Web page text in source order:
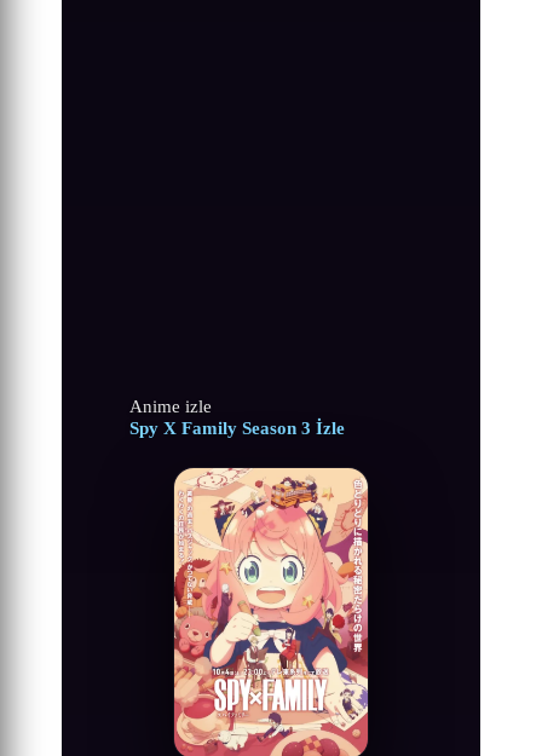
Anime izle
Spy X Family Season 3 İzle